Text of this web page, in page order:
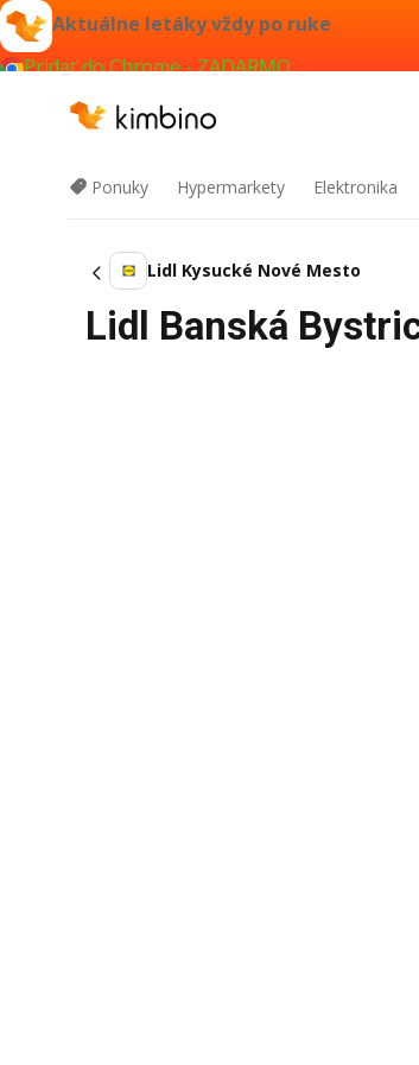
Aktuálne letáky vždy po ruke
Pridať do Chrome - ZADARMO
Ponuky Hypermarkety Elektronika
Lidl Kysucké Nové Mesto
Lidl Banská